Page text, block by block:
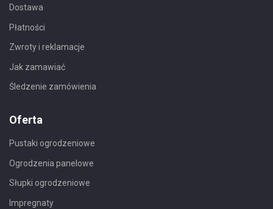
Dostawa
Płatności
Zwroty i reklamacje
Jak zamawiać
Śledzenie zamówienia
Oferta
Pustaki ogrodzeniowe
Ogrodzenia panelowe
Słupki ogrodzeniowe
Impregnaty